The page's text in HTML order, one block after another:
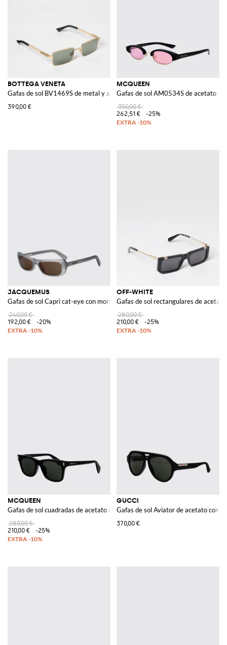
BOTTEGA VENETA
Gafas de sol BV1469S de metal y acetato
390,00 €
MCQUEEN
Gafas de sol AM0534S de acetato
350,00 €
262,51 €
-25%
JACQUEMUS
Gafas de sol Capri cat-eye con montura rectangular de acetato gris
240,00 €
192,00 €
-20%
OFF-WHITE
Gafas de sol rectangulares de
280,00 €
210,00 €
-25%
MCQUEEN
Gafas de sol cuadradas de acetato negro con logo grabado
280,00 €
210,00 €
-25%
GUCCI
Gafas de sol Aviator de acetato con
370,00 €